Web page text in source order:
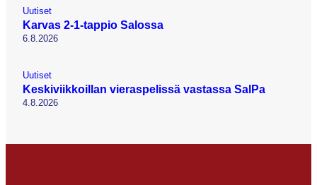
Uutiset
Karvas 2-1-tappio Salossa
6.8.2026
Uutiset
Keskiviikkoillan vieraspelissä vastassa SalPa
4.8.2026